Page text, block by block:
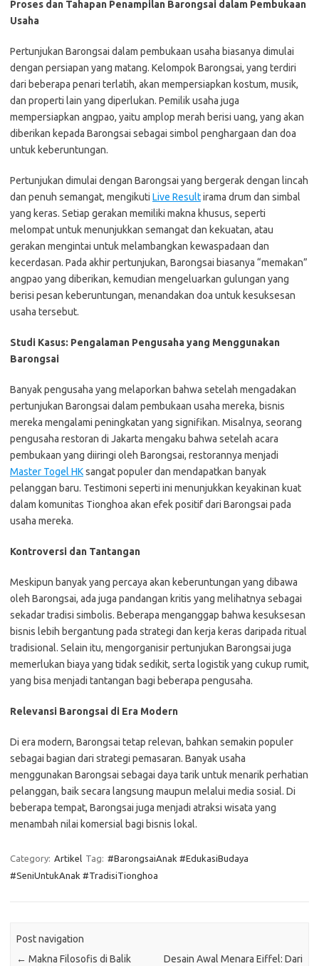
Proses dan Tahapan Penampilan Barongsai dalam Pembukaan
Usaha
Pertunjukan Barongsai dalam pembukaan usaha biasanya dimulai
dengan persiapan yang matang. Kelompok Barongsai, yang terdiri
dari beberapa penari terlatih, akan mempersiapkan kostum, musik,
dan properti lain yang diperlukan. Pemilik usaha juga
mempersiapkan angpao, yaitu amplop merah berisi uang, yang akan
diberikan kepada Barongsai sebagai simbol penghargaan dan doa
untuk keberuntungan.
Pertunjukan dimulai dengan Barongsai yang bergerak dengan lincah
dan penuh semangat, mengikuti Live Resultirama drum dan simbal
yang keras. Setiap gerakan memiliki makna khusus, seperti
melompat untuk menunjukkan semangat dan kekuatan, atau
gerakan mengintai untuk melambangkan kewaspadaan dan
kecerdasan. Pada akhir pertunjukan, Barongsai biasanya “memakan”
angpao yang diberikan, kemudian mengeluarkan gulungan yang
berisi pesan keberuntungan, menandakan doa untuk kesuksesan
usaha tersebut.
Studi Kasus: Pengalaman Pengusaha yang Menggunakan
Barongsai
Banyak pengusaha yang melaporkan bahwa setelah mengadakan
pertunjukan Barongsai dalam pembukaan usaha mereka, bisnis
mereka mengalami peningkatan yang signifikan. Misalnya, seorang
pengusaha restoran di Jakarta mengaku bahwa setelah acara
pembukaan yang diiringi oleh Barongsai, restorannya menjadi
Master Togel HKsangat populer dan mendapatkan banyak
pelanggan baru. Testimoni seperti ini menunjukkan keyakinan kuat
dalam komunitas Tionghoa akan efek positif dari Barongsai pada
usaha mereka.
Kontroversi dan Tantangan
Meskipun banyak yang percaya akan keberuntungan yang dibawa
oleh Barongsai, ada juga pandangan kritis yang melihatnya sebagai
sekadar tradisi simbolis. Beberapa menganggap bahwa kesuksesan
bisnis lebih bergantung pada strategi dan kerja keras daripada ritual
tradisional. Selain itu, mengorganisir pertunjukan Barongsai juga
memerlukan biaya yang tidak sedikit, serta logistik yang cukup rumit,
yang bisa menjadi tantangan bagi beberapa pengusaha.
Relevansi Barongsai di Era Modern
Di era modern, Barongsai tetap relevan, bahkan semakin populer
sebagai bagian dari strategi pemasaran. Banyak usaha
menggunakan Barongsai sebagai daya tarik untuk menarik perhatian
pelanggan, baik secara langsung maupun melalui media sosial. Di
beberapa tempat, Barongsai juga menjadi atraksi wisata yang
menambah nilai komersial bagi bisnis lokal.
Category: Artikel Tag: #BarongsaiAnak #EdukasiBudaya
#SeniUntukAnak #TradisiTionghoa
Post navigation
← Makna Filosofis di Balik
Desain Awal Menara Eiffel: Dari